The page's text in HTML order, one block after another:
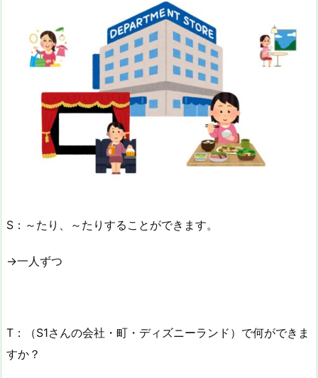
S：～たり、～たりすることができます。
→一人ずつ
T：（S1さんの会社・町・ディズニーランド）で何ができま
すか？